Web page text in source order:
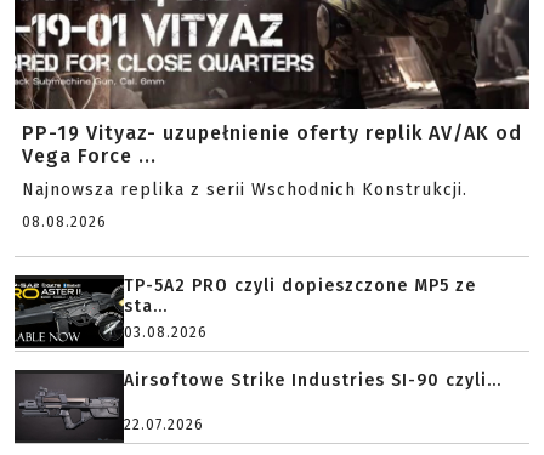
PP-19 Vityaz- uzupełnienie oferty replik AV/AK od
Vega Force ...
Najnowsza replika z serii Wschodnich Konstrukcji.
08.08.2026
TP-5A2 PRO czyli dopieszczone MP5 ze
sta...
03.08.2026
Airsoftowe Strike Industries SI-90 czyli...
22.07.2026